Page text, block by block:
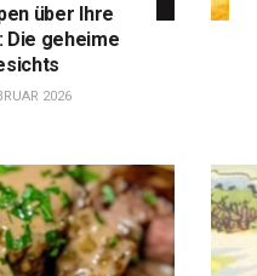
über Ihre
Die geheime
2026